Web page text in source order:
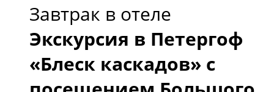
Завтрак в отеле
Экскурсия в Петергоф
«Блеск каскадов» с